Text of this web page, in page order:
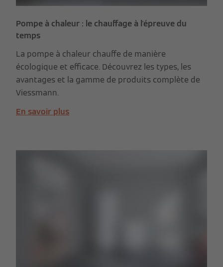
Pompe à chaleur : le chauffage à l'épreuve du
temps
La pompe à chaleur chauffe de manière
écologique et efficace. Découvrez les types, les
avantages et la gamme de produits complète de
Viessmann.
En savoir plus